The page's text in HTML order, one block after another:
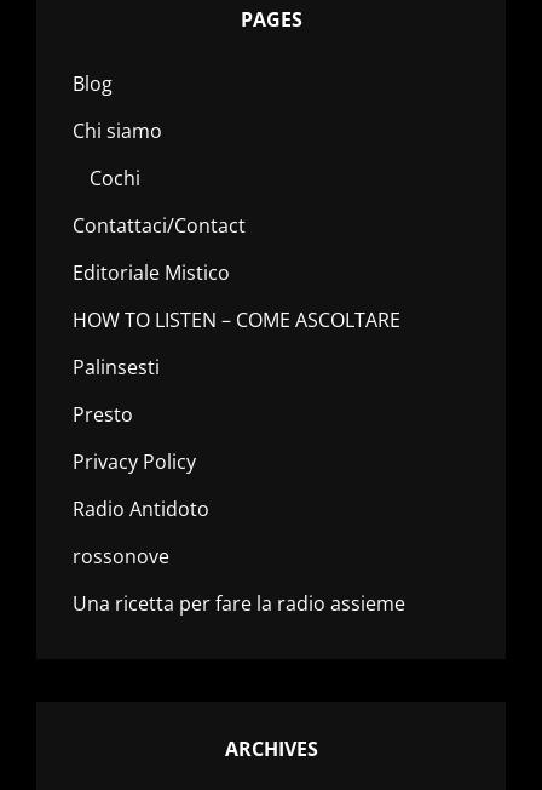
PAGES
Blog
Chi siamo
Cochi
Contattaci/Contact
Editoriale Mistico
HOW TO LISTEN – COME ASCOLTARE
Palinsesti
Presto
Privacy Policy
Radio Antidoto
rossonove
Una ricetta per fare la radio assieme
ARCHIVES